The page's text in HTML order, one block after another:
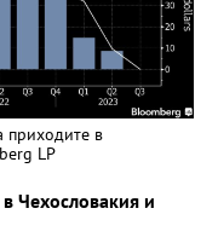
приходите в
LP
Чехословакия и